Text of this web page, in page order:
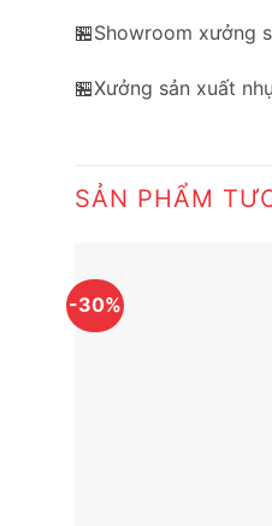
🏪Showroom xưởng
🏪Xưởng sản xuất
SẢN PHẨM
-30%